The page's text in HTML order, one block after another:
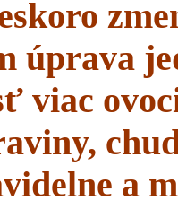
úprava
viac
a